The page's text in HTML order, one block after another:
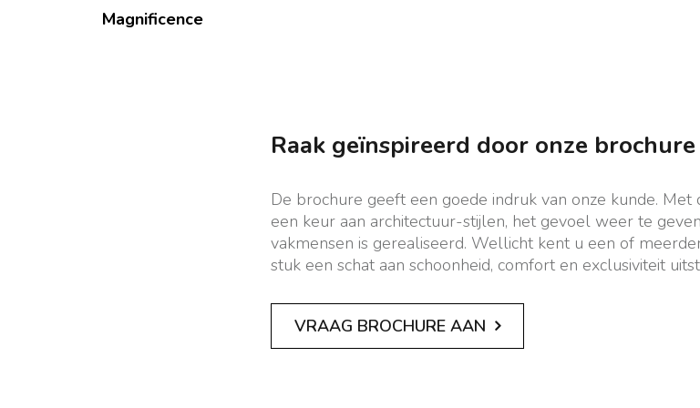
Magnificence
Raak geïnspireerd door onze brochure
De brochure geeft een goede indruk van onze kunde.
een keur aan architectuur-stijlen, het gevoel weer te
vakmensen is gerealiseerd. Wellicht kent u een of
stuk een schat aan schoonheid, comfort en exclusiviteit
VRAAG BROCHURE AAN